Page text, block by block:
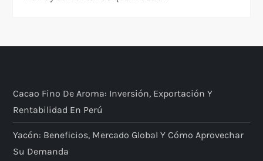
Cacao Fino De Aroma: Inversión, Exportación Y
Rentabilidad En Perú
Yacón: Beneficios, Mercado Global Y Cómo Aprovechar
Su Demanda